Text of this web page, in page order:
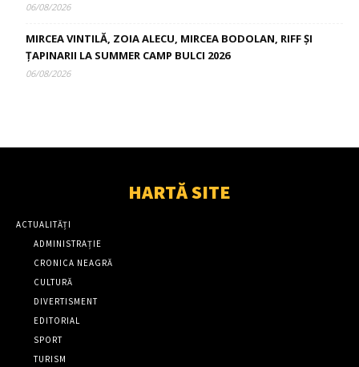
06/08/2026
MIRCEA VINTILĂ, ZOIA ALECU, MIRCEA BODOLAN, RIFF ȘI
ȚAPINARII LA SUMMER CAMP BULCI 2026
06/08/2026
HARTĂ SITE
ACTUALITĂȚI
ADMINISTRAȚIE
CRONICA NEAGRĂ
CULTURĂ
DIVERTISMENT
EDITORIAL
SPORT
TURISM